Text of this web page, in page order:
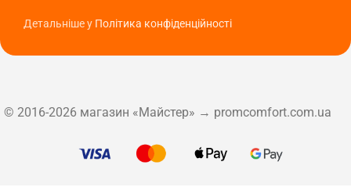
Детальніше у Політика конфіденційності
© 2016-2026 магазин «Майстер» → promcomfort.com.ua